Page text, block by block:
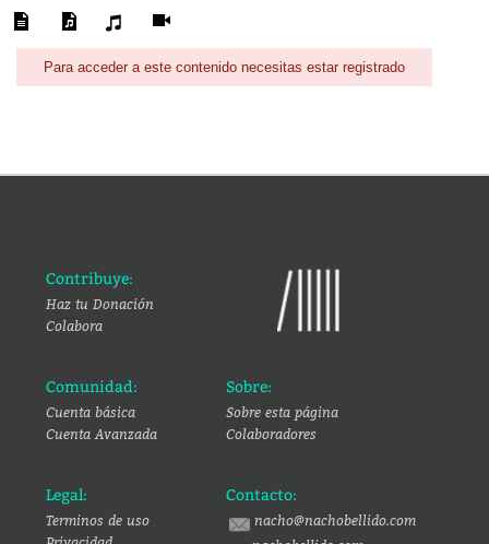
Para acceder a este contenido necesitas estar registrado
Contribuye:
Haz tu Donación
Colabora
Comunidad:
Cuenta básica
Cuenta Avanzada
Sobre:
Sobre esta página
Colaboradores
Legal:
Terminos de uso
Contacto:
nacho@nachobellido.com